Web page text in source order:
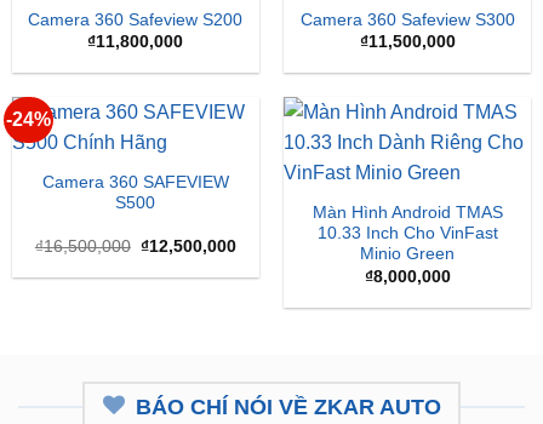
Camera 360 SAFEVIEW
S500
₫16,500,000
Giá
gốc
là:
₫12,500,000
₫12,500,000.
Màn Hình Android TMAS
10.33 Inch Cho VinFast
₫8,000,000